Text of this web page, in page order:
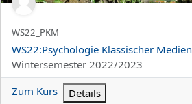
Kurzer Kursname
WS22_PKM
Kursname
WS22:Psychologie Klassischer Medien
Kursbereich
Wintersemester 2022/2023
Zum Kurs
Details